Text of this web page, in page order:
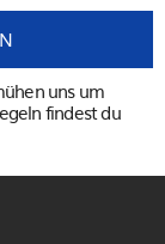
uns um
findest du